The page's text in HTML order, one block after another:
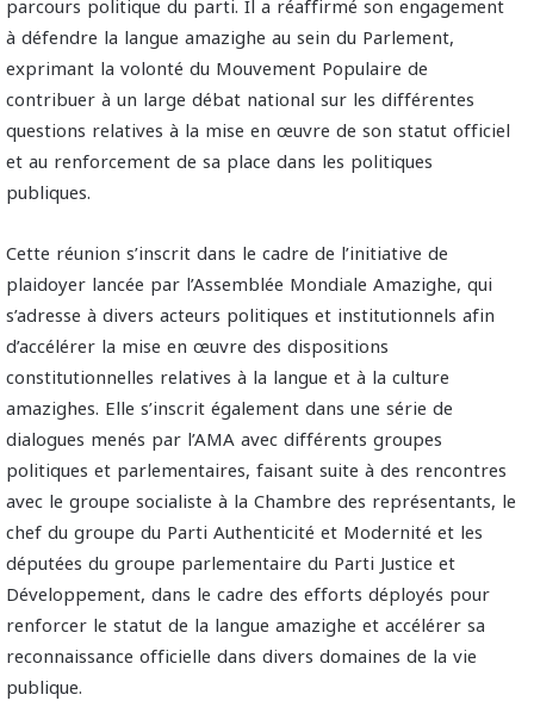
parcours politique du parti. Il a réaffirmé son engagement
à défendre la langue amazighe au sein du Parlement,
exprimant la volonté du Mouvement Populaire de
contribuer à un large débat national sur les différentes
questions relatives à la mise en œuvre de son statut officiel
et au renforcement de sa place dans les politiques
publiques.
Cette réunion s’inscrit dans le cadre de l’initiative de
plaidoyer lancée par l’Assemblée Mondiale Amazighe, qui
s’adresse à divers acteurs politiques et institutionnels afin
d’accélérer la mise en œuvre des dispositions
constitutionnelles relatives à la langue et à la culture
amazighes. Elle s’inscrit également dans une série de
dialogues menés par l’AMA avec différents groupes
politiques et parlementaires, faisant suite à des rencontres
avec le groupe socialiste à la Chambre des représentants, le
chef du groupe du Parti Authenticité et Modernité et les
députées du groupe parlementaire du Parti Justice et
Développement, dans le cadre des efforts déployés pour
renforcer le statut de la langue amazighe et accélérer sa
reconnaissance officielle dans divers domaines de la vie
publique.